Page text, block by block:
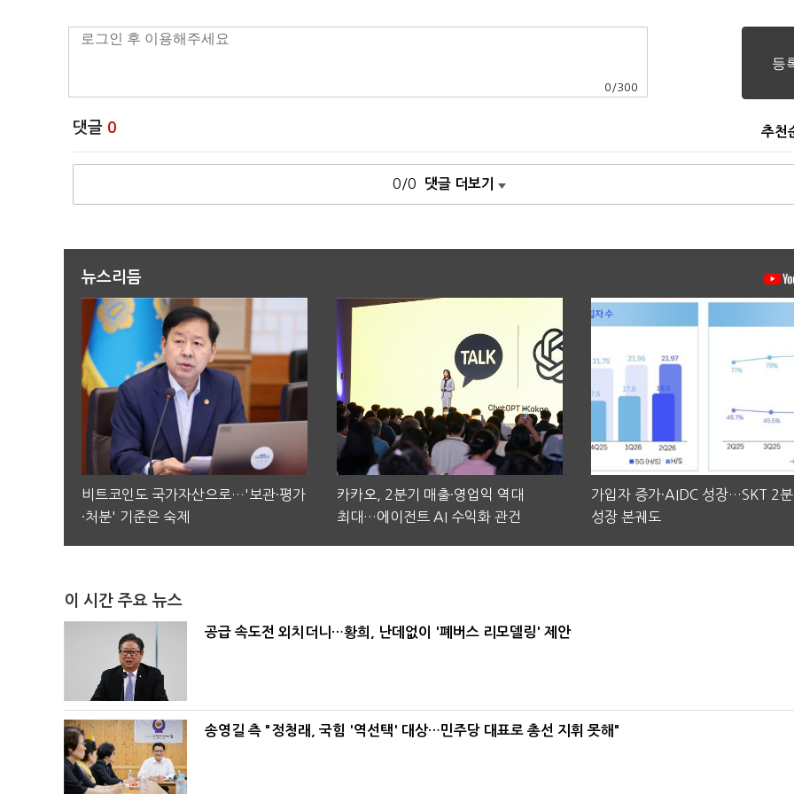
0 /300
댓글 0 추천
0/0 댓글 더보기
뉴스리듬
비트코인도 국가자산으로…'보관·평가
·처분' 기준은 숙제
카카오, 2분기 매출·영업익 역대
최대…에이전트 AI 수익화 관건
가입자 증가·AIDC 성장…SKT 2
성장 본궤도
이 시간 주요 뉴스
공급 속도전 외치더니…황희, 난데없이 '폐버스 리모델링' 제안
송영길 측 "정청래, 국힘 '역선택' 대상…민주당 대표로 총선 지휘 못해"